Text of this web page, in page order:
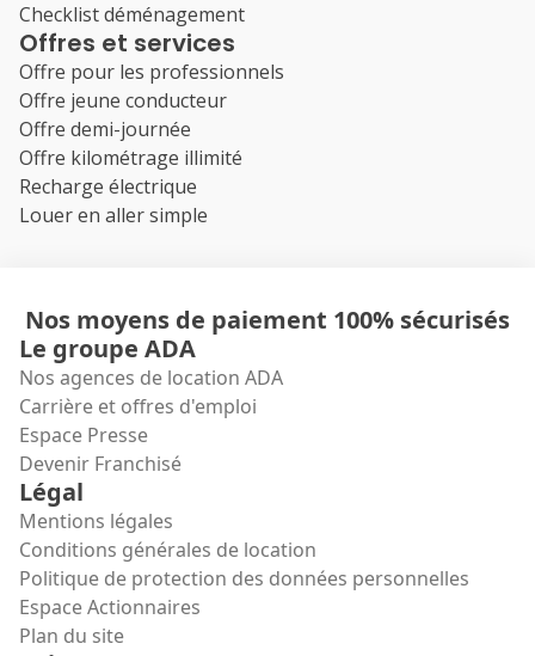
Checklist déménagement
Offres et services
Offre pour les professionnels
Offre jeune conducteur
Offre demi-journée
Offre kilométrage illimité
Recharge électrique
Louer en aller simple
Nos moyens de paiement 100% sécurisés
Le groupe ADA
Nos agences de location ADA
Carrière et offres d'emploi
Espace Presse
Devenir Franchisé
Légal
Mentions légales
Conditions générales de location
Politique de protection des données personnelles
Espace Actionnaires
Plan du site